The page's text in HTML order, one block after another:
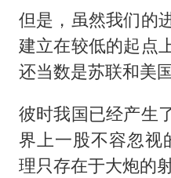
但是，虽然我们的
建立在较低的起点
还当数是苏联和美
彼时我国已经产生
界上一股不容忽视
理只存在于大炮的射